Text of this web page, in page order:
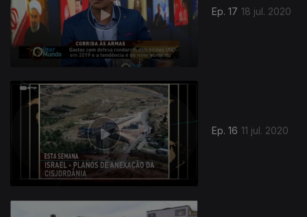
Ep. 17 18 jul. 2020
Ep. 16 11 jul. 2020